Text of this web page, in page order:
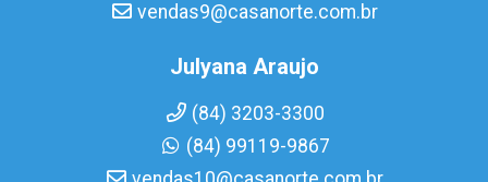
vendas9@casanorte.com.br
Julyana Araujo
(84) 3203-3300
(84) 99119-9867